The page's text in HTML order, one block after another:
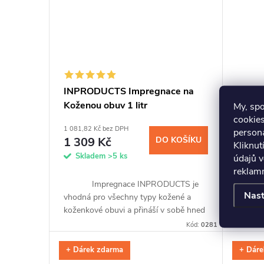
My,
údajů
INPRODUCTS Impregnace na
Koženou obuv 1 litr
1 081,82 Kč bez DPH
1 309 Kč
Skladem >5 ks
DO KOŠÍKU
Impregnace INPRODUCTS je
vhodná pro všechny typy kožené a
koženkové obuvi a přináší v sobě hned
tři unikátní přípravky v jednom. PoKód:0281
1
1
s
+ Dárek zdarma +